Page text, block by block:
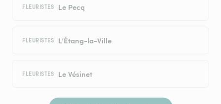
FLEURISTES Le Pecq
FLEURISTES L’Étang-la-Ville
FLEURISTES Le Vésinet